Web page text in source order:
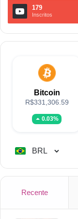
179
Inscritos
Bitcoin
R$331,306.59
0.03%
Recente